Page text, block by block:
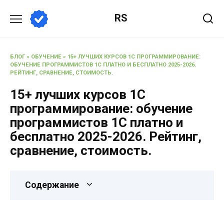
RS
БЛОГ» ОБУЧЕНИЕ » 15+ ЛУЧШИХ КУРСОВ 1С ПРОГРАММИРОВАНИЕ:
ОБУЧЕНИЕ ПРОГРАММИСТОВ 1С ПЛАТНО И БЕСПЛАТНО 2025-2026.
РЕЙТИНГ, СРАВНЕНИЕ, СТОИМОСТЬ.
15+ лучших курсов 1С
программирование: обучение
программистов 1С платно и
бесплатно 2025-2026. Рейтинг,
сравнение, стоимость.
Содержание